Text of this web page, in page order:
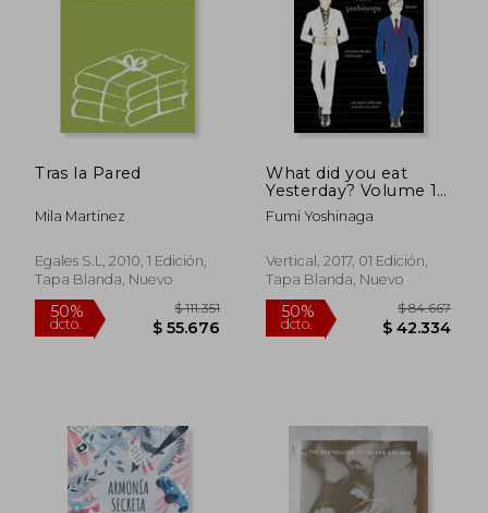
50%
dcto.
Tras la Pared
Mila Martinez
Egales S.L, 2010, 1 Edición,
Tapa Blanda, Nuevo
What did you eat
Yesterday? Volume 12
(en Inglés)
Fumi Yoshinaga
Vertical, 2017, 01 Edición,
Tapa Blanda, Nuevo